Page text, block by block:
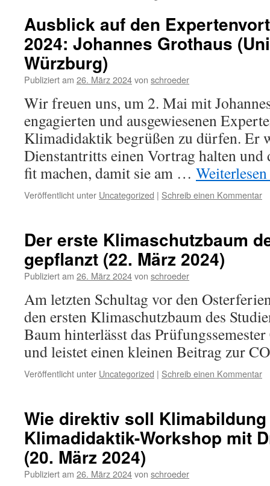
Ausblick auf den
2024: Johannes Grothaus
Würzburg)
Publiziert am 26. März 2024von schroeder
Wir freuen uns, um 2. Mai mit
engagierten und ausgewiesenen
Klimadidaktik begrüßen zu dürfen. Er
Dienstantritts einen Vortrag halten und
fit machen, damit sie am … Weiterlesen
Veröffentlicht unter Uncategorized | Schreib einen Kommentar
Der erste Klimaschutzbaum
gepflanzt (22. März 2024)
Publiziert am 26. März 2024von schroeder
Am letzten Schultag vor den
den ersten Klimaschutzbaum des
Baum hinterlässt das
und leistet einen kleinen Beitrag zur
Veröffentlicht unter Uncategorized | Schreib einen Kommentar
Wie direktiv soll
Klimadidaktik-Workshop mit
(20. März 2024)
Publiziert am 26. März 2024von schroeder